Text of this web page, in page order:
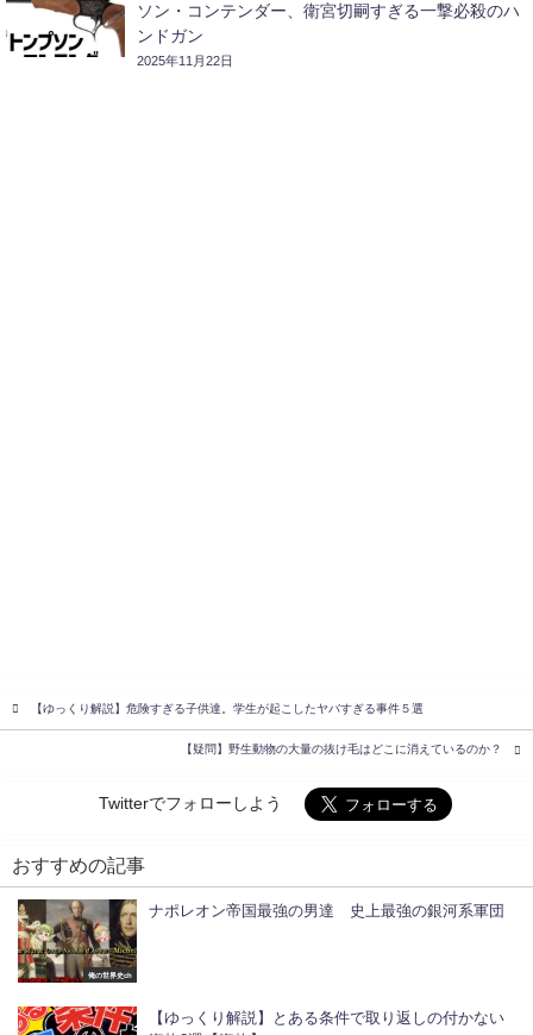
ソン・コンテンダー、衛宮切嗣すぎる一撃必殺のハ
ンドガン
2025年11月22日
【ゆっくり解説】危険すぎる子供達。学生が起こしたヤバすぎる事件５選
【疑問】野生動物の大量の抜け毛はどこに消えているのか？
Twitterでフォローしよう
おすすめの記事
俺の世界史ch
ナポレオン帝国最強の男達 史上最強の銀河系軍団
【ゆっくり解説】とある条件で取り返しの付かない